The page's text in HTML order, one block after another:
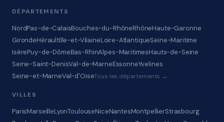
DÉPARTEMENTS
NordPas-de-CalaisBouches-du-RhôneRhôneHaute-Garonne
GirondeHéraultIlle-et-VilaineLoire-AtlantiqueSeine-Maritime
IsèrePuy-de-DômeBas-RhinAlpes-MaritimesHauts-de-Seine
Seine-Saint-DenisVal-de-MarneEssonneYvelines
Seine-et-MarneVal-d'OiseTous les départements →
VILLES
ParisMarseilleLyonToulouseNiceNantesMontpellierStrasbourg